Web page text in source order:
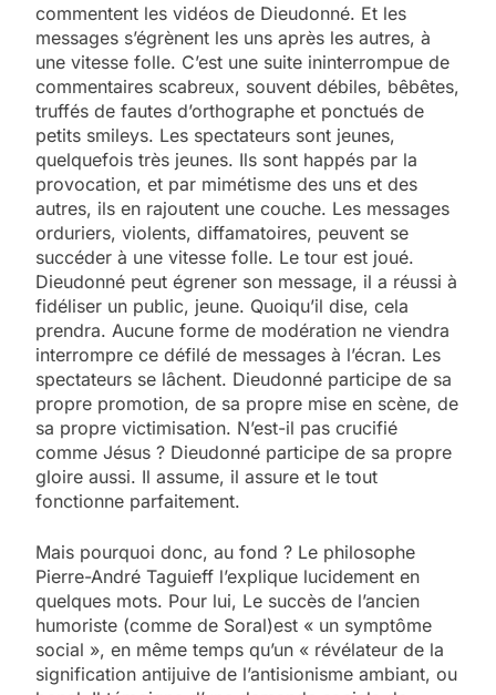
commentent les vidéos de Dieudonné. Et les
messages s’égrènent les uns après les autres, à
une vitesse folle. C’est une suite ininterrompue de
commentaires scabreux, souvent débiles, bêbêtes,
truffés de fautes d’orthographe et ponctués de
petits smileys. Les spectateurs sont jeunes,
quelquefois très jeunes. Ils sont happés par la
provocation, et par mimétisme des uns et des
autres, ils en rajoutent une couche. Les messages
orduriers, violents, diffamatoires, peuvent se
succéder à une vitesse folle. Le tour est joué.
Dieudonné peut égrener son message, il a réussi à
fidéliser un public, jeune. Quoiqu’il dise, cela
prendra. Aucune forme de modération ne viendra
interrompre ce défilé de messages à l’écran. Les
spectateurs se lâchent. Dieudonné participe de sa
propre promotion, de sa propre mise en scène, de
sa propre victimisation. N’est-il pas crucifié
comme Jésus ? Dieudonné participe de sa propre
gloire aussi. Il assume, il assure et le tout
fonctionne parfaitement.
Mais pourquoi donc, au fond ? Le philosophe
Pierre-André Taguieff l’explique lucidement en
quelques mots. Pour lui, Le succès de l’ancien
humoriste (comme de Soral)est « un symptôme
social », en même temps qu’un « révélateur de la
signification antijuive de l’antisionisme ambiant, ou